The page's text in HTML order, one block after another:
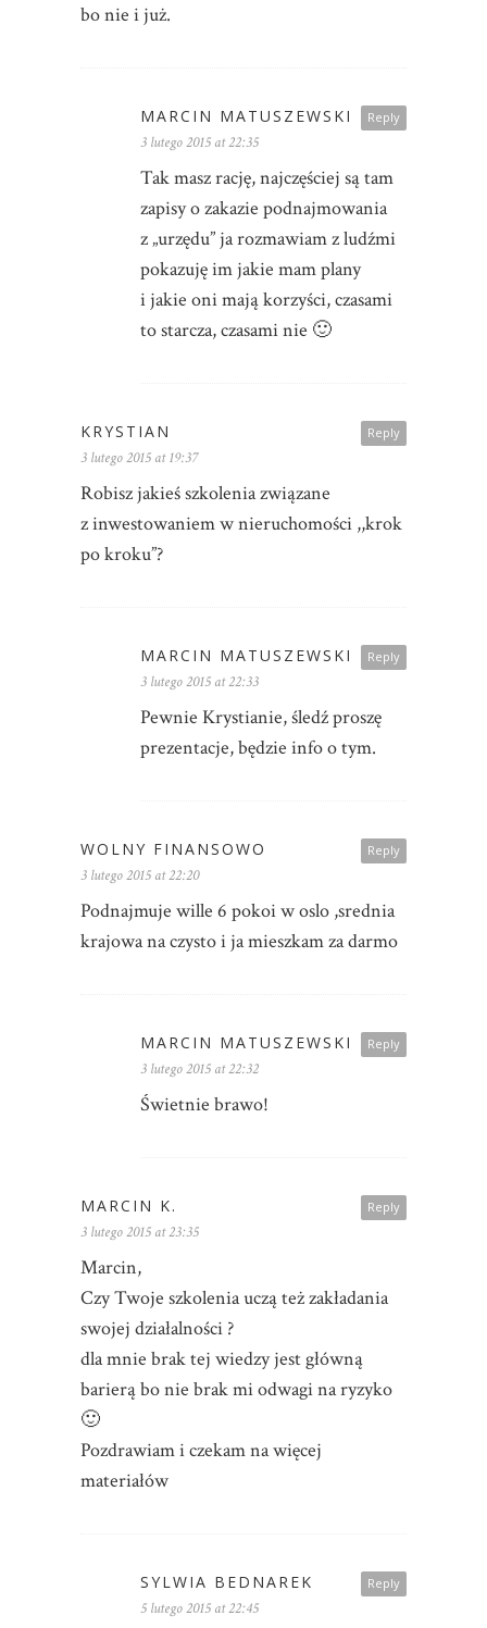
bo nie i już.
Reply
MARCIN MATUSZEWSKI
3 lutego 2015 at 22:35
Tak masz rację, najczęściej są tam
zapisy o zakazie podnajmowania
z „urzędu” ja rozmawiam z ludźmi
pokazuję im jakie mam plany
i jakie oni mają korzyści, czasami
to starcza, czasami nie 🙂
Reply
KRYSTIAN
3 lutego 2015 at 19:37
Robisz jakieś szkolenia związane
z inwestowaniem w nieruchomości ,,krok
po kroku”?
Reply
MARCIN MATUSZEWSKI
3 lutego 2015 at 22:33
Pewnie Krystianie, śledź proszę
prezentacje, będzie info o tym.
Reply
WOLNY FINANSOWO
3 lutego 2015 at 22:20
Podnajmuje wille 6 pokoi w oslo ,srednia
krajowa na czysto i ja mieszkam za darmo
Reply
MARCIN MATUSZEWSKI
3 lutego 2015 at 22:32
Świetnie brawo!
Reply
MARCIN K.
3 lutego 2015 at 23:35
Marcin,
Czy Twoje szkolenia uczą też zakładania
swojej działalności ?
dla mnie brak tej wiedzy jest główną
barierą bo nie brak mi odwagi na ryzyko
🙂
Pozdrawiam i czekam na więcej
materiałów
Reply
SYLWIA BEDNAREK
5 lutego 2015 at 22:45